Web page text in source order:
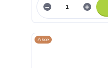
Akce